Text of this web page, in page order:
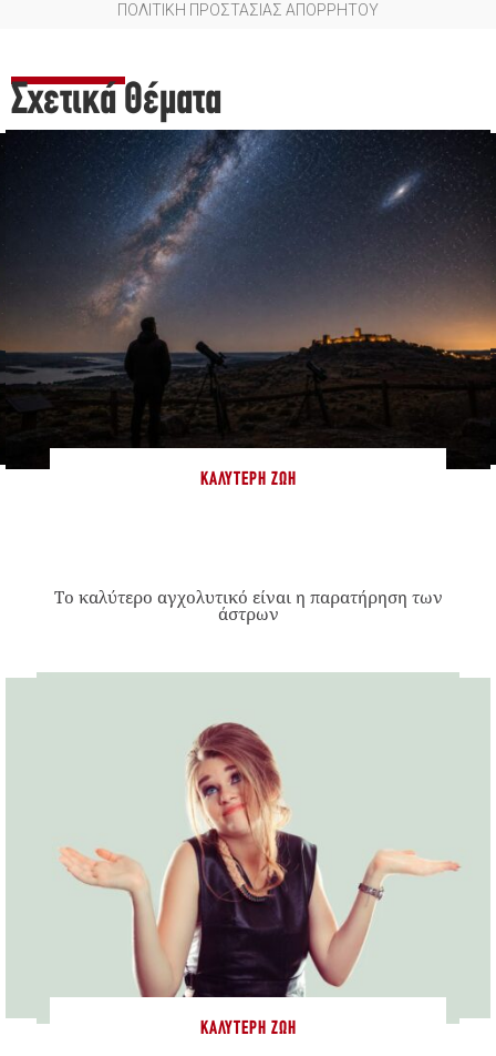
ΠΟΛΙΤΙΚΗ ΠΡΟΣΤΑΣΙΑΣ ΑΠΟΡΡΗΤΟΥ
Σχετικά Θέματα
ΚΑΛΎΤΕΡΗ ΖΩΉ
Το καλύτερο αγχολυτικό είναι η παρατήρηση των
άστρων
ΚΑΛΎΤΕΡΗ ΖΩΉ